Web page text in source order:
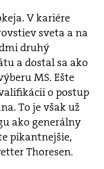
V kariére
sveta a na
druhý
a dostal sa ako
MS. Ešte
o postup
To je však už
ako generálny
pikantnejšie,
Thoresen.